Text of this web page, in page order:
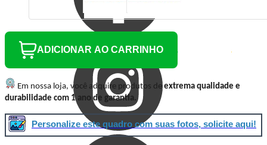
ADICIONAR AO CARRINHO
Em nossa loja, você adquire produtos deextrema qualidade e
durabilidade com 1 ano de garantia.
Personalize este quadro com suas fotos, solicite aqui!